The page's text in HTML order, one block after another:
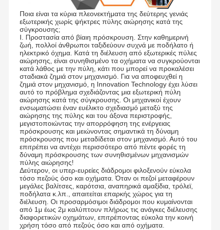
Ποια είναι τα κύρια πλεονεκτήματα της δεύτερης γενιάς
εξωτερικής χωρίς ψήκτρες πύλης αιώρησης κατά της
σύγκρουσης;
Ι. Προστασία από βίαιη πρόσκρουση. Στην καθημερινή
ζωή, πολλοί άνθρωποι ταξιδεύουν συχνά με ποδήλατο ή
ηλεκτρικό όχημα. Κατά τη διέλευση από εξωτερικές πύλες
αιώρησης, είναι συνηθισμένο τα οχήματα να συγκρούονται
κατά λάθος με την πύλη, κάτι που μπορεί να προκαλέσει
σταδιακά ζημιά στον μηχανισμό. Για να αποφευχθεί η
ζημιά στον μηχανισμό, η Innovation Technology έχει λύσει
αυτό το πρόβλημα σχεδιάζοντας μια εξωτερική πύλη
αιώρησης κατά της σύγκρουσης. Οι μηχανικοί έχουν
ενσωματώσει έναν ευέλικτο σχεδιασμό μεταξύ της
αιώρησης της πύλης και του άξονα περιστροφής,
μεγιστοποιώντας την απορρόφηση της ενέργειας
πρόσκρουσης και μειώνοντας σημαντικά τη δύναμη
πρόσκρουσης που μεταδίδεται στον μηχανισμό. Αυτό του
επιτρέπει να αντέχει περισσότερο από πέντε φορές τη
δύναμη πρόσκρουσης των συνηθισμένων μηχανισμών
πύλης αιώρησης!
Δεύτερον, οι υπερ-ευρείες διάδρομοι φιλοξενούν εύκολα
τόσο πεζούς όσο και οχήματα. Όταν οι πεζοί μεταφέρουν
μεγάλες βαλίτσες, καρότσια, αναπηρικά αμαξίδια, τρόλεϊ,
ποδήλατα κ.λπ., απαιτείται επαρκής χώρος για τη
διέλευση. Οι προσαρμόσιμοι διάδρομοι που κυμαίνονται
από 1μ έως 2μ καλύπτουν πλήρως τις ανάγκες διέλευσης
διαφορετικών οχημάτων, επιτρέποντας εύκολα την κοινή
χρήση τόσο από πεζούς όσο και από οχήματα.